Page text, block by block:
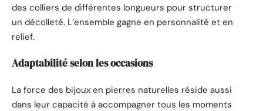
des colliers de différentes longueurs pour structurer
un décolleté. L’ensemble gagne en personnalité et en
relief.
Adaptabilité selon les occasions
La force des bijoux en pierres naturelles réside aussi
dans leur capacité à accompagner tous les moments